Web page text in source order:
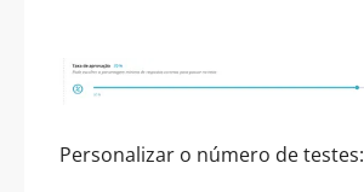
Personalizar o número de testes: